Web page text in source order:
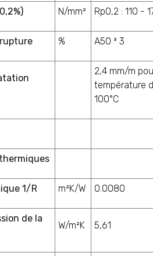
N/mm² Rp0,2 : 110 -
% A50 ³ 3
2,4 mm/m
température
100°C
1/R m²K/W 0.0080
de la
W/m²K 5,61